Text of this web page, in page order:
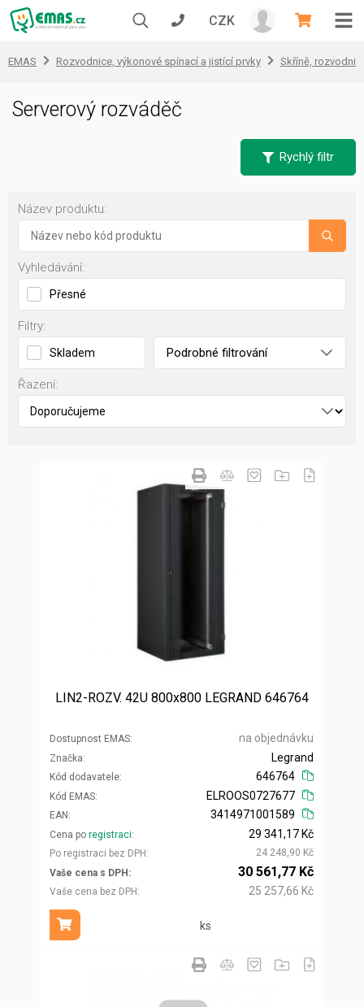
CZK
EMAS Rozvodnice, výkonové spínací a jistící prvky Skříně,
Serverový rozváděč
Rychlý filtr
Název produktu:
Vyhledávání:
Přesné
Filtry:
Skladem Podrobné filtrování
Řazení:
LIN2-ROZV. 42U 800x800 LEGRAND 646764
Dostupnost EMAS na objednávku
Značka
Kód dodavatele
Legrand
646764
Kód EMAS
EAN
ELROOS0727677
3414971001589
Cena po registraci
Po registraci bez DPH
29 341,17 Kč
24 248,90 Kč
Vaše cena s DPH
Vaše cena bez DPH
30 561,77 Kč
25 257,66 Kč
ks
Přidat do košíku